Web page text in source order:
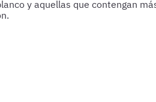
y aquellas que contengan